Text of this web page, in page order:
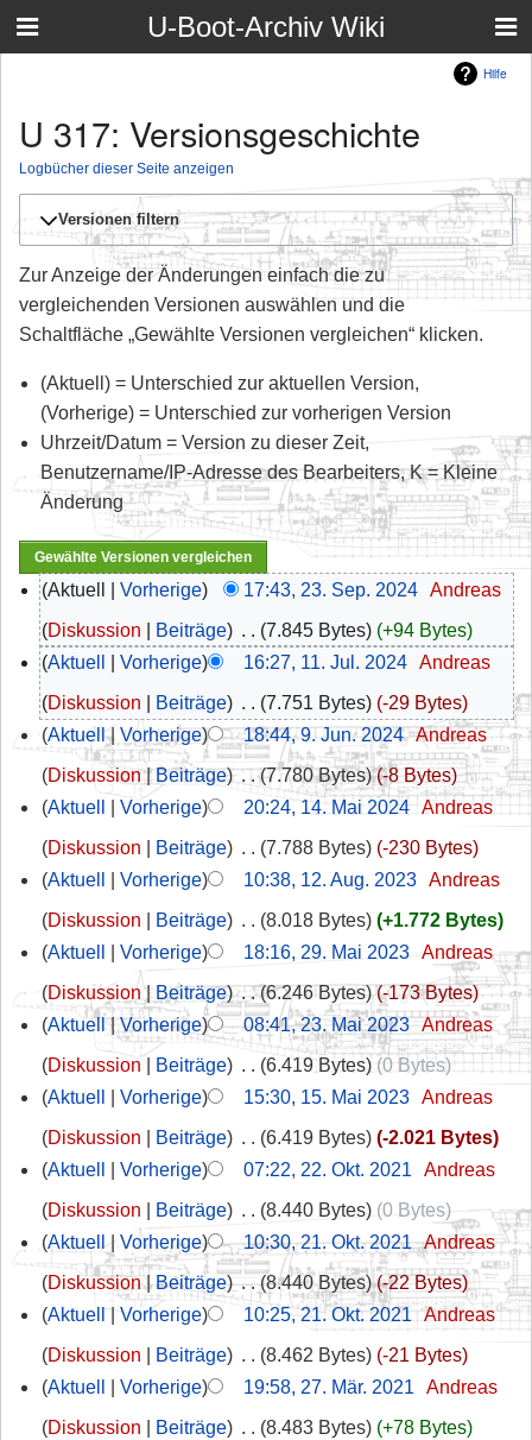
U-Boot-Archiv Wiki
Hilfe
U 317: Versionsgeschichte
Logbücher dieser Seite anzeigen
Versionen filtern
Zur Anzeige der Änderungen einfach die zu
vergleichenden Versionen auswählen und die
Schaltfläche „Gewählte Versionen vergleichen“ klicken.
(Aktuell) = Unterschied zur aktuellen Version,
(Vorherige) = Unterschied zur vorherigen Version
Uhrzeit/Datum = Version zu dieser Zeit,
Benutzername/IP-Adresse des Bearbeiters, K = Kleine
Änderung
Aktuell Vorherige 17:43, 23. Sep. 2024‎ Andreas
Diskussion
Beiträge 7.845 Bytes
+94 Bytes
Aktuell
Vorherige 16:27, 11. Jul. 2024‎ Andreas
Diskussion
Beiträge 7.751 Bytes
-29 Bytes
Aktuell
Vorherige 18:44, 9. Jun. 2024‎ Andreas
Diskussion
Beiträge ‎ 7.780 Bytes
-8 Bytes
Aktuell
Vorherige 20:24, 14. Mai 2024‎ Andreas
Diskussion
Beiträge 7.788 Bytes
-230 Bytes
Aktuell
Vorherige 10:38, 12. Aug. 2023‎ Andreas
Diskussion
Beiträge 8.018 Bytes
+1.772 Bytes
Aktuell
Vorherige 18:16, 29. Mai 2023‎ Andreas
Diskussion
Beiträge ‎ 6.246 Bytes
-173 Bytes
Aktuell
Vorherige 08:41, 23. Mai 2023‎ Andreas
Diskussion
Beiträge 6.419 Bytes
0 Bytes
Aktuell
Vorherige 15:30, 15. Mai 2023‎ Andreas
Diskussion
Beiträge 6.419 Bytes
-2.021 Bytes
Aktuell
Vorherige 07:22, 22. Okt. 2021
Andreas
Diskussion
Beiträge 8.440 Bytes
0 Bytes
Aktuell
Vorherige 10:30, 21. Okt. 2021‎ Andreas
Diskussion
Beiträge ‎ 8.440 Bytes
-22 Bytes
Aktuell
Vorherige 10:25, 21. Okt. 2021‎ Andreas
Diskussion
Beiträge 8.462 Bytes
-21 Bytes
Aktuell
Vorherige 19:58, 27. Mär. 2021
Andreas
Diskussion
Beiträge 8.483 Bytes
+78 Bytes